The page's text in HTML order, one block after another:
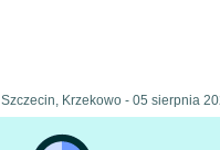
Szczecin, Krzekowo - 05 sierpnia